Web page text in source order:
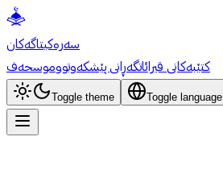
سەرەکیتاگەکان
کتێبەکانی قیرائاتگەڕانی پێشکەوتووموسحەف
Toggle theme Toggle language